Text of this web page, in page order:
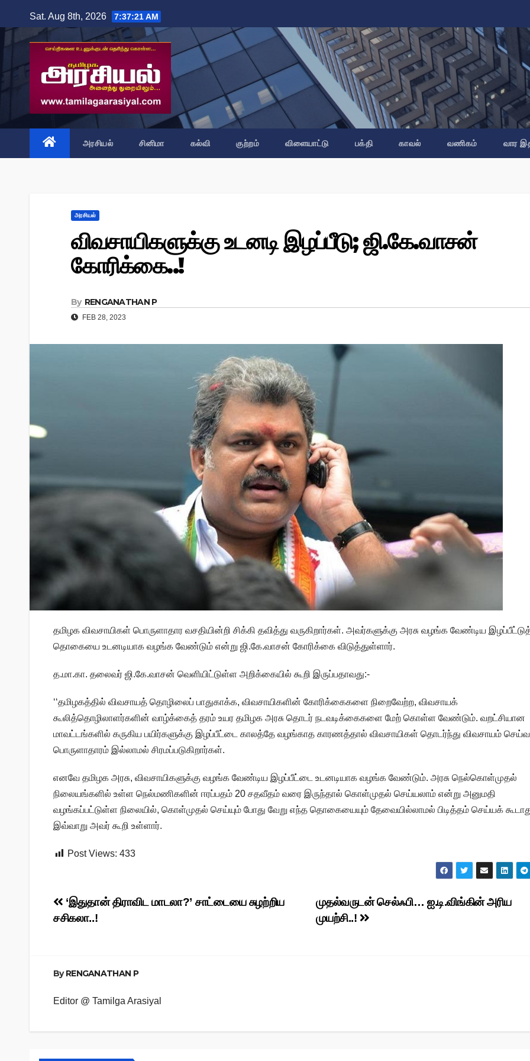
to
content
Sat. Aug 8th, 2026 7:37:22 AM
அரசியல் சினிமா கல்வி குற்றம் விளையாட்டு பக்தி காவல் வணிகம் வார
அரசியல்
விவசாயிகளுக்கு உடனடி இழப்பீடு; ஜி.கே.வாசன்
கோரிக்கை..!
By RENGANATHAN P
FEB 28, 2023
தமிழக விவசாயிகள் பொருளாதார வசதியின்றி சிக்கி தவித்து வருகிறார்கள். அவர்களுக்கு அரசு வழங்க வேண்டிய
தொகையை உடனடியாக வழங்க வேண்டும் என்று ஜி.கே.வாசன் கோரிக்கை விடுத்துள்ளார்.
த.மா.கா. தலைவர் ஜி.கே.வாசன் வெளியிட்டுள்ள அறிக்கையில் கூறி இருப்பதாவது:-
‘‘தமிழகத்தில் விவசாயத் தொழிலைப் பாதுகாக்க, விவசாயிகளின் கோரிக்கைகளை நிறைவேற்ற, விவசாயக்
கூலித்தொழிலாளர்களின் வாழ்க்கைத் தரம் உயர தமிழக அரசு தொடர் நடவடிக்கைகளை மேற் கொள்ள வேண்டும். வறட்சியான
மாவட்டங்களில் கருகிய பயிர்களுக்கு இழப்பீட்டை காலத்தே வழங்காத காரணத்தால் விவசாயிகள் தொடர்ந்து விவசாயம்
பொருளாதாரம் இல்லாமல் சிரமப்படுகிறார்கள்.
எனவே தமிழக அரசு, விவசாயிகளுக்கு வழங்க வேண்டிய இழப்பீட்டை உடனடியாக வழங்க வேண்டும். அரசு நெல்கொள்முதல்
நிலையங்களில் உள்ள நெல்மணிகளின் ஈரப்பதம் 20 சதவீதம் வரை இருந்தால் கொள்முதல் செய்யலாம் என்று அனுமதி
வழங்கப்பட்டுள்ள நிலையில், கொள்முதல் செய்யும் போது வேறு எந்த தொகையையும் தேவையில்லாமல் பிடித்தம் செய்யக்
இவ்வாறு அவர் கூறி உள்ளார்.
Post Views: 433
Post
முதல்வருடன் செல்ஃபி… ஐ.டி.விங்கின் அரிய
முயற்சி..!
‘இதுதான் திராவிட மாடலா?’ சாட்டையை சுழற்றிய
சசிகலா..!
ByRENGANATHAN P
Editor @ Tamilga Arasiyal